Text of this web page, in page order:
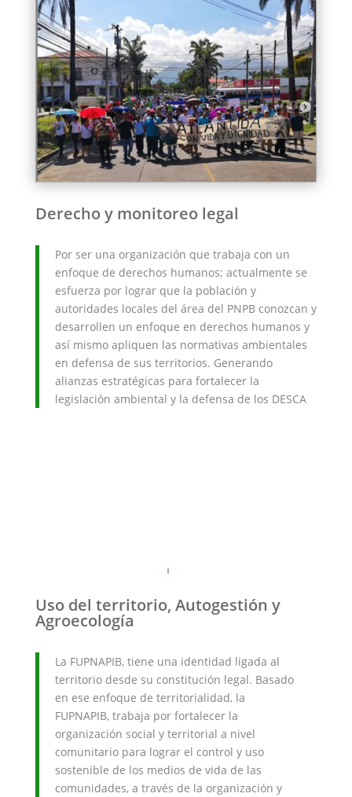
Derecho y monitoreo legal
Por ser una organización que trabaja con un
enfoque de derechos humanos; actualmente se
esfuerza por lograr que la población y
autoridades locales del área del PNPB conozcan y
desarrollen un enfoque en derechos humanos y
así mismo apliquen las normativas ambientales
en defensa de sus territorios. Generando
alianzas estratégicas para fortalecer la
legislación ambiental y la defensa de los DESCA
Uso del territorio, Autogestión y
Agroecología
La FUPNAPIB, tiene una identidad ligada al
territorio desde su constitución legal. Basado
en ese enfoque de territorialidad, la
FUPNAPIB, trabaja por fortalecer la
organización social y territorial a nivel
comunitario para lograr el control y uso
sostenible de los medios de vida de las
comunidades, a través de la organización y